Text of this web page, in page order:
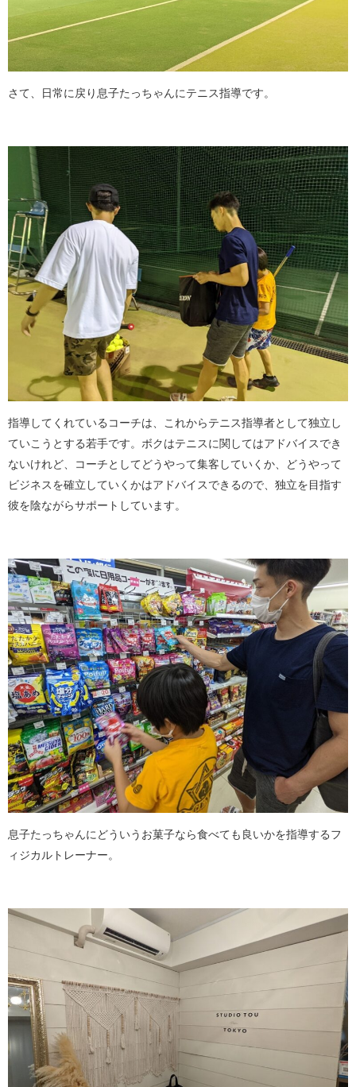
さて、日常に戻り息子たっちゃんにテニス指導です。
指導してくれているコーチは、これからテニス指導者として独立し
ていこうとする若手です。ボクはテニスに関してはアドバイスでき
ないけれど、コーチとしてどうやって集客していくか、どうやって
ビジネスを確立していくかはアドバイスできるので、独立を目指す
彼を陰ながらサポートしています。
息子たっちゃんにどういうお菓子なら食べても良いかを指導するフ
ィジカルトレーナー。